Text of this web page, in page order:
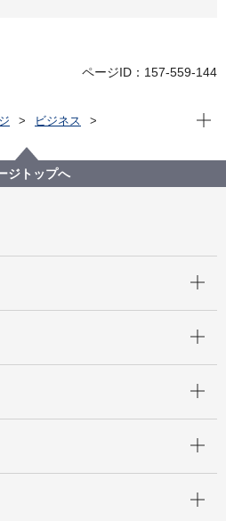
ページID：157-559-144
ビジネス
る取組・補助制度等
６．完了の報告について
現在
ジトップへ